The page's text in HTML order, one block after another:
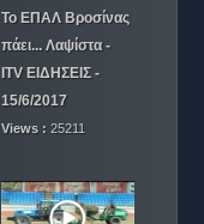
Το ΕΠΑΛ Βροσίνας
πάει... Λαψίστα -
ITV ΕΙΔΗΣΕΙΣ -
15/6/2017
Views : 25211